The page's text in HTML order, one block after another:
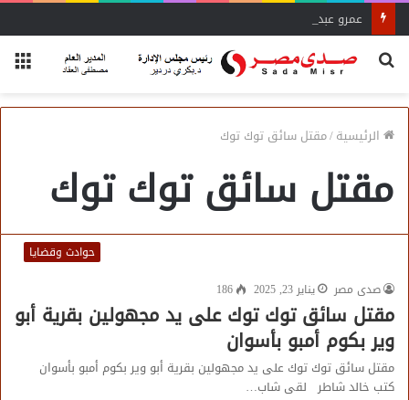
عمرو عبده: وفرة الإنتاج وراء تراجع أسعار الدواجن..
بحث
الرئيسية/مقتل سائق توك توك
مقتل سائق توك توك
حوادث وقضايا
صدى مصر
يناير 23, 2025 186
مقتل سائق توك توك على يد مجهولين بقرية أبو
وير بكوم أمبو بأسوان
مقتل سائق توك توك على يد مجهولين بقرية أبو وير بكوم أمبو بأسوان
كتب خالد شاطر لقى شاب…